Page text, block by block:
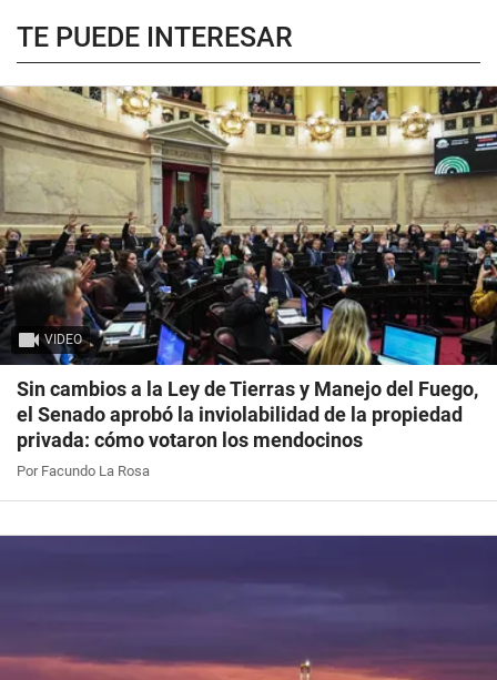
TE PUEDE INTERESAR
VIDEO
Sin cambios a la Ley de Tierras y Manejo del Fuego,
el Senado aprobó la inviolabilidad de la propiedad
privada: cómo votaron los mendocinos
Por Facundo La Rosa